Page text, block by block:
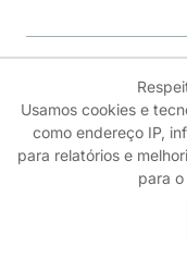
Fique por dentro
Defesas e
Dissertações e
Editais,
Usamos cookies e
como endereço IP,
para relatórios e
para